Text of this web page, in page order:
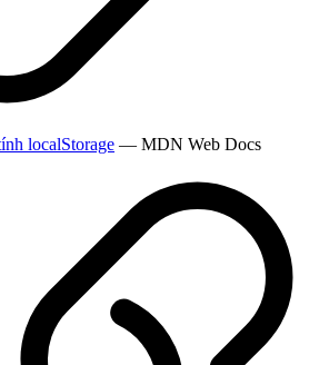
localStorage — MDN Web Docs